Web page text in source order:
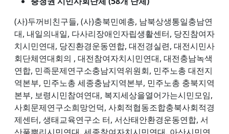
(사)두꺼비친구들, (사)충북민예총, 남북상생통일충남연
대, 내일의내일, 다사리장애인자립생활센터, 당진참여자
치시민연대, 당진환경운동연합, 대전경실련, 대전시민사
회단체연대회의 , 대전참여자치시민연대, 대전충남녹색
연합, 민족문제연구소충남지역위원회, 민주노총 대전지
역본부, 민주노총 세종충남지역본부, 민주노총 충북지역
본부, 보령시민참여연대, 복지세상을열어가는시민모임,
사회문제연구소희망언덕, 사회적협동조합충북사회적경
제센터, 생태교육연구소 터, 서산태안환경운동연합, 서